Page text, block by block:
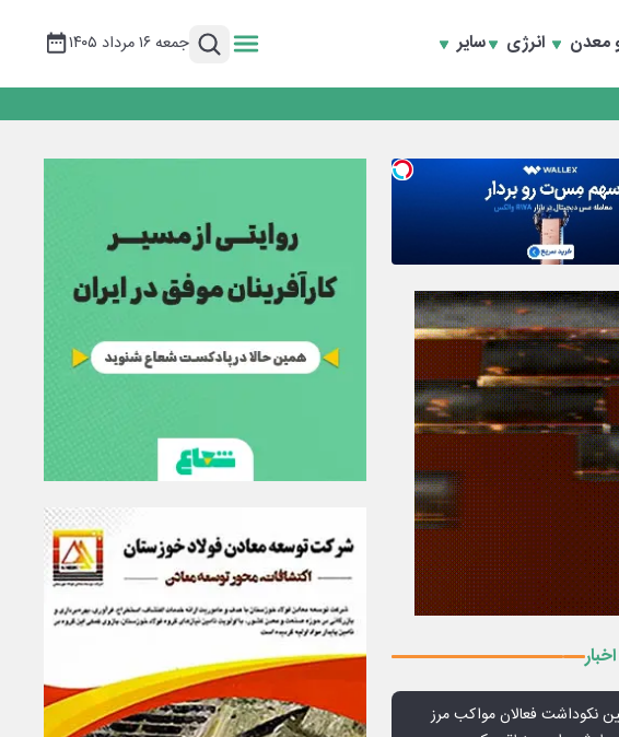
معدن انرژی سایر جمعه ۱۶ مرداد ۱۴۰۵
نکوداشت فعالان مواکب مرز